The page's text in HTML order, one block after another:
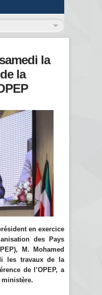
la
la
en exercice
des Pays
M. Mohamed
les travaux de la
de l’OPEP, a